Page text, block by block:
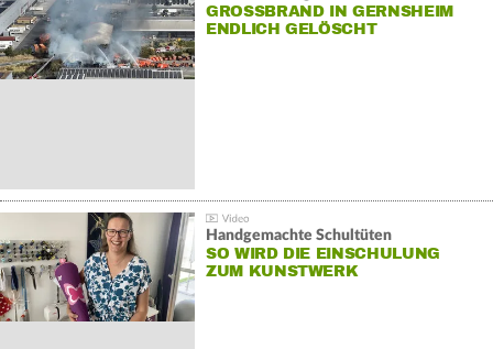
GROSSBRAND IN GERNSHEIM E
NDLICH GELÖSCHT
Handgemachte Schultüten
SO WIRD DIE EINSCHULUNG
ZUM KUNSTWERK